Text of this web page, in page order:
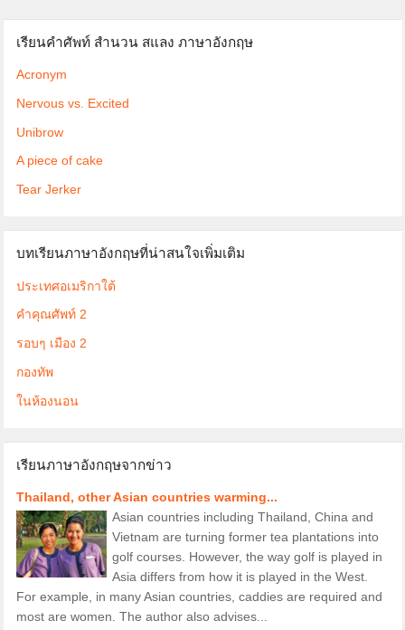
เรียนคำศัพท์ สำนวน สแลง ภาษาอังกฤษ
Acronym
Nervous vs. Excited
Unibrow
A piece of cake
Tear Jerker
บทเรียนภาษาอังกฤษที่น่าสนใจเพิ่มเติม
ประเทศอเมริกาใต้
คำคุณศัพท์ 2
รอบๆ เมือง 2
กองทัพ
ในห้องนอน
เรียนภาษาอังกฤษจากข่าว
Thailand, other Asian countries warming...
Asian countries including Thailand, China and
Vietnam are turning former tea plantations into
golf courses. However, the way golf is played in
Asia differs from how it is played in the West.
For example, in many Asian countries, caddies are required and
most are women. The author also advises...